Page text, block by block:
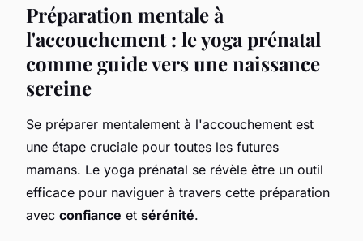
Préparation mentale à
l'accouchement : le yoga prénatal
comme guide vers une naissance
sereine
Se préparer mentalement à l'accouchement est
une étape cruciale pour toutes les futures
mamans. Le yoga prénatal se révèle être un outil
efficace pour naviguer à travers cette préparation
avec confiance et sérénité.